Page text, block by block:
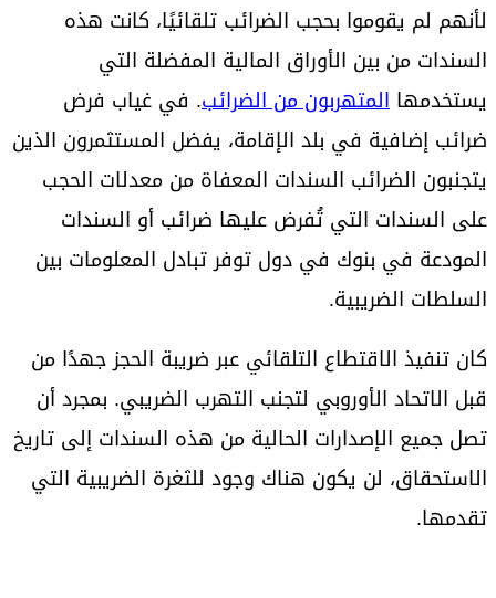
لأنهم لم يقوموا بحجب الضرائب تلقائيًا، كانت هذه
السندات من بين الأوراق المالية المفضلة التي
يستخدمها المتهربون من الضرائب. في غياب فرض
ضرائب إضافية في بلد الإقامة، يفضل المستثمرون الذين
يتجنبون الضرائب السندات المعفاة من معدلات الحجب
على السندات التي تُفرض عليها ضرائب أو السندات
المودعة في بنوك في دول توفر تبادل المعلومات بين
السلطات الضريبية.
كان تنفيذ الاقتطاع التلقائي عبر ضريبة الحجز جهدًا من
قبل الاتحاد الأوروبي لتجنب التهرب الضريبي. بمجرد أن
تصل جميع الإصدارات الحالية من هذه السندات إلى تاريخ
الاستحقاق، لن يكون هناك وجود للثغرة الضريبية التي
تقدمها.